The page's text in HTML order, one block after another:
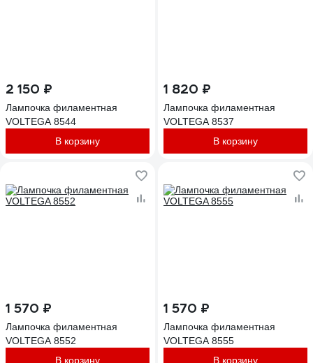
2 150 ₽
Лампочка филаментная
VOLTEGA 8544
В корзину
1 820 ₽
Лампочка филаментная
VOLTEGA 8537
В корзину
1 570 ₽
Лампочка филаментная
VOLTEGA 8552
В корзину
1 570 ₽
Лампочка филаментная
VOLTEGA 8555
В корзину